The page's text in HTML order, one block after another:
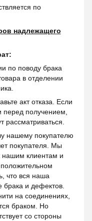
по
надлежащего
по поводу брака
в отделении
акт отказа. Если
перед получением,
рассматриваться.
нашему покупателю
покупателя. Мы
нашим клиентам и
что вся наша
брака и дефектов.
на соединениях,
браком. Но
со стороны